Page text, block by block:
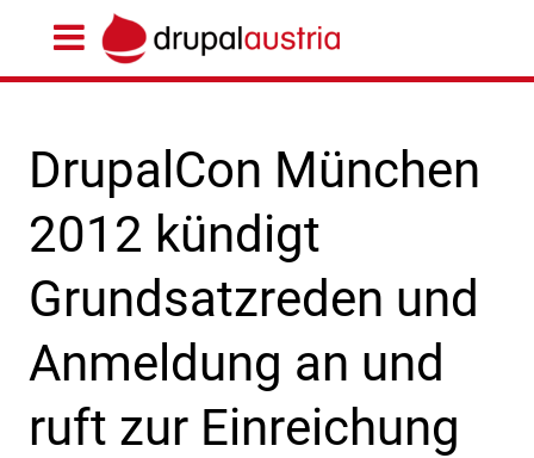
DrupalCon München
2012 kündigt
Grundsatzreden und
Anmeldung an und
ruft zur Einreichung